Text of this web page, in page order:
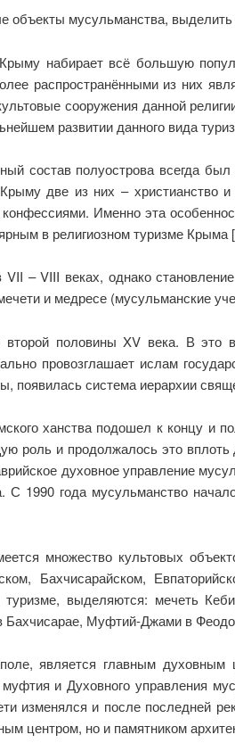
объекты мусульманства,
набирает всё большую
распространёнными из них
сооружения данной
развитии данного вида
состав полуострова всегда
две из них –
Именно эта
в религиозном туризме Крыма
– VIII веках, однако
и медресе (мусульманские
половины XV века. В
провозглашает ислам
появилась система иерархии
ханства подошел к концу и
роль и продолжалось это
духовное управление
1990 года мусульманство
множество культовых
Бахчисарайском,
туризме, выделяются: мечеть
Муфтий-Джами в
является главным духовным
и Духовного управления
изменялся и после последней
центром, но и памятником